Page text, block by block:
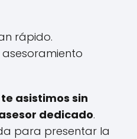
rápido.
asesoramiento
asistimos sin
dedicado.
para presentar la